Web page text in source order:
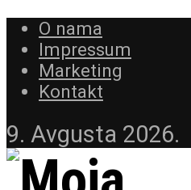
O nama
Impressum
Marketing
Kontakt
9. Avgusta 2026.